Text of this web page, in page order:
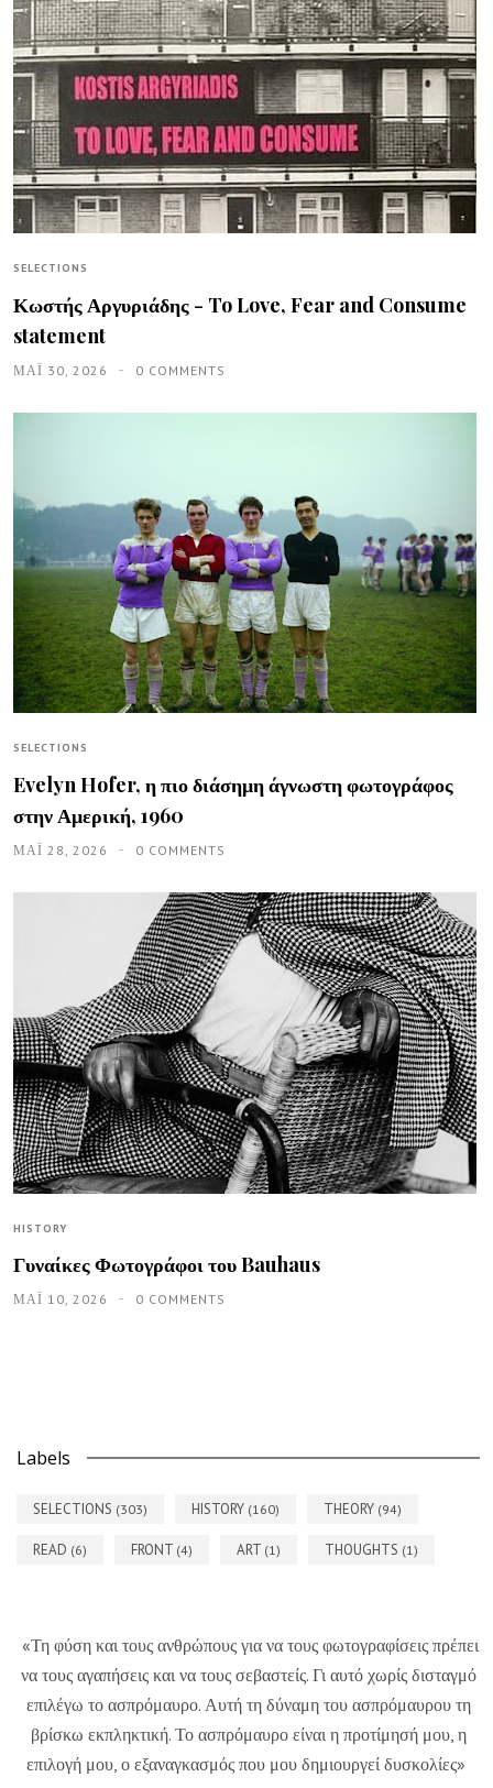
SELECTIONS
Κωστής Αργυριάδης - To Love, Fear and Consume
statement
ΜΑΪ́ 30, 2026 0 COMMENTS
SELECTIONS
Evelyn Hofer, η πιο διάσημη άγνωστη φωτογράφος
στην Αμερική, 1960
ΜΑΪ́ 28, 2026 0 COMMENTS
HISTORY
Γυναίκες Φωτογράφοι του Bauhaus
ΜΑΪ́ 10, 2026 0 COMMENTS
Labels
SELECTIONS (303) HISTORY (160) THEORY (94)
READ (6) FRONT (4) ART (1) THOUGHTS (1)
«Τη φύση και τους ανθρώπους για να τους φωτογραφίσεις πρέπει
να τους αγαπήσεις και να τους σεβαστείς. Γι αυτό χωρίς δισταγμό
επιλέγω το ασπρόμαυρο. Αυτή τη δύναμη του ασπρόμαυρου τη
βρίσκω εκπληκτική. Το ασπρόμαυρο είναι η προτίμησή μου, η
επιλογή μου, ο εξαναγκασμός που μου δημιουργεί δυσκολίες»